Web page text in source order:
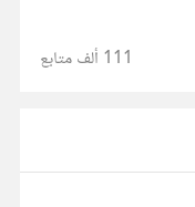
111 ألف متابع